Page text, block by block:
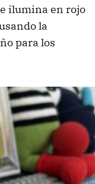
ilumina en rojo
la
para los